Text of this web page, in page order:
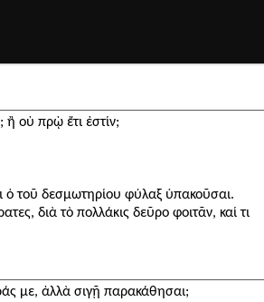
ἢ οὐ πρῲ ἔτι ἐστίν;
τοῦ δεσμωτηρίου φύλαξ ὑπακοῦσαι.
διὰ τὸ πολλάκις δεῦρο φοιτᾶν, καί τι
με, ἀλλὰ σιγῇ παρακάθησαι;